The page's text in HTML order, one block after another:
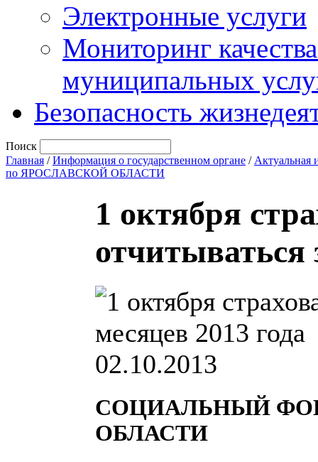
Электронные услуги
Мониторинг
муниципальных
Безопасность
Поиск
Главная /Информация о государственном органе / Актуальная
по ЯРОСЛАВСКОЙ ОБЛАСТИ
1 октября
отчитываться
02.10.2013
СОЦИАЛЬНЫЙ
ОБЛАСТИ